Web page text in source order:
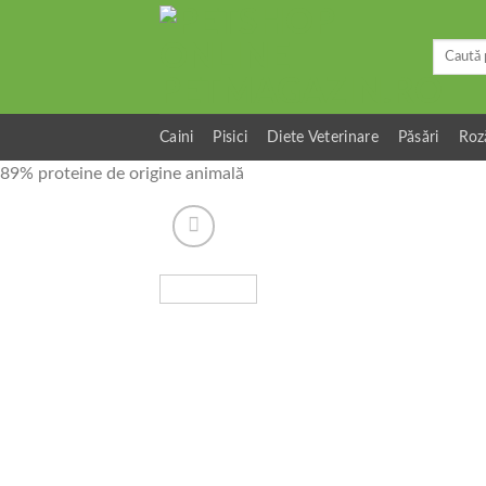
Caută
Caini Pisici Diete Veterinare Păsări
89% proteine ​​de origine animală